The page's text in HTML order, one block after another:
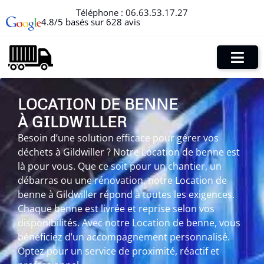
Téléphone : 06.63.53.17.27
4.8/5 basés sur 628 avis
LOCATION DE BENNE
À GILDWILLER
Besoin d’une solution efficace pour gérer vos
déchets à Gildwiller ? Notre Location de benne est
là pour vous. Que ce soit pour un chantier, un
débarras ou une rénovation, notre Location de
benne à Gildwiller répond à toutes les exigences.
Chaque benne est livrée et reprise selon vos
disponibilités. Avec notre Location de benne, vous
bénéficiez d’un accompagnement personnalisé.
Optez pour un service de proximité, réactif et